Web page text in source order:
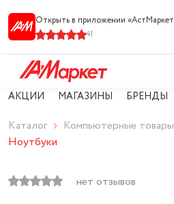
Открыть в приложении
41
АКЦИИ МАГАЗИНЫ БРЕНДЫ
Каталог
Компьютерные
Ноутбуки
нет отзывов